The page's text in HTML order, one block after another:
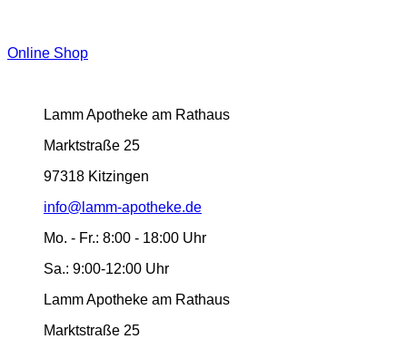
Online Shop
Lamm Apotheke am Rathaus
Marktstraße 25
97318 Kitzingen
info@lamm-apotheke.de
Mo. - Fr.: 8:00 - 18:00 Uhr
Sa.: 9:00-12:00 Uhr
Lamm Apotheke am Rathaus
Marktstraße 25